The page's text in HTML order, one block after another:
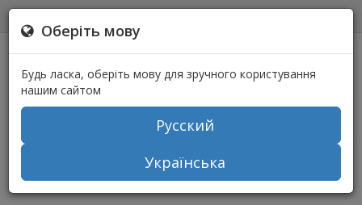
+38 (067) 541-64-04
+38 (073) 541-64-04
Оберіть мову
Будь ласка, оберіть мову для зручного користування
нашим сайтом
Русский
Українська